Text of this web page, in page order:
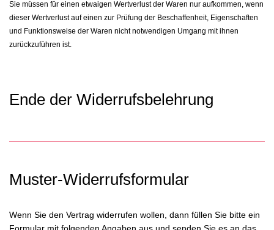
Sie müssen für einen etwaigen Wertverlust der Waren nur aufkommen, wenn
dieser Wertverlust auf einen zur Prüfung der Beschaffenheit, Eigenschaften
und Funktionsweise der Waren nicht notwendigen Umgang mit ihnen
zurückzuführen ist.
Ende der Widerrufsbelehrung
Muster-Widerrufsformular
Wenn Sie den Vertrag widerrufen wollen, dann füllen Sie bitte ein